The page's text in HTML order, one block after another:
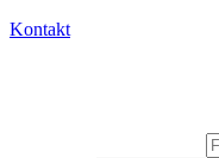
Kontakt